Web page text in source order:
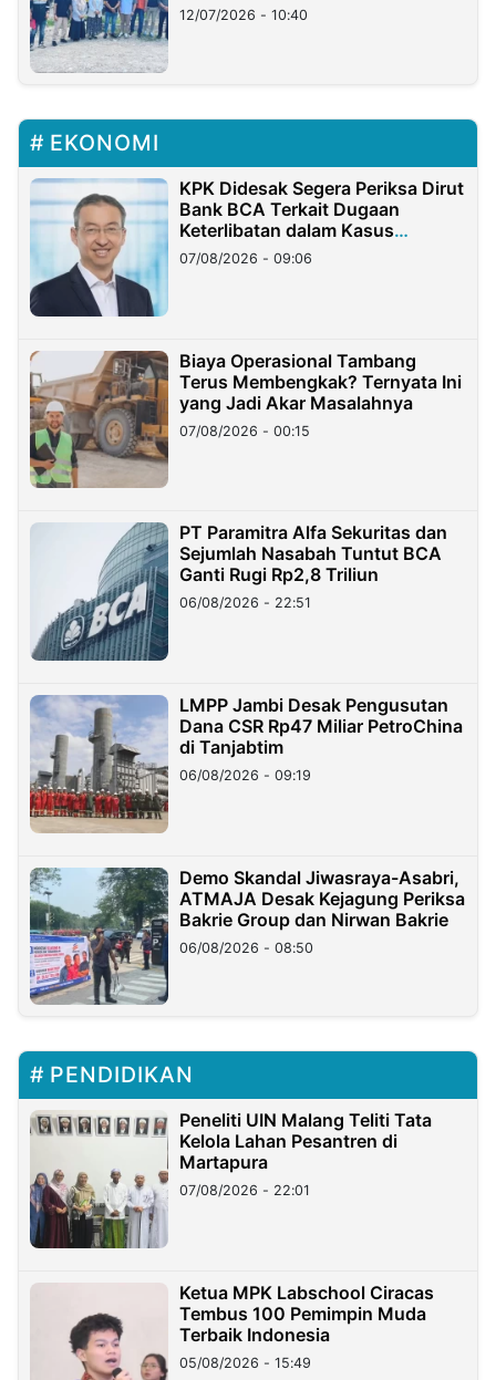
12/07/2026 - 10:40
EKONOMI
KPK Didesak Segera Periksa Dirut
Bank BCA Terkait Dugaan
Keterlibatan dalam Kasus
Hilangnya Dana Nasabah Rp2,58
Miliar
07/08/2026 - 09:06
Biaya Operasional Tambang
Terus Membengkak? Ternyata Ini
yang Jadi Akar Masalahnya
07/08/2026 - 00:15
PT Paramitra Alfa Sekuritas dan
Sejumlah Nasabah Tuntut BCA
Ganti Rugi Rp2,8 Triliun
06/08/2026 - 22:51
LMPP Jambi Desak Pengusutan
Dana CSR Rp47 Miliar PetroChina
di Tanjabtim
06/08/2026 - 09:19
Demo Skandal Jiwasraya-Asabri,
ATMAJA Desak Kejagung Periksa
Bakrie Group dan Nirwan Bakrie
06/08/2026 - 08:50
PENDIDIKAN
Peneliti UIN Malang Teliti Tata
Kelola Lahan Pesantren di
Martapura
07/08/2026 - 22:01
Ketua MPK Labschool Ciracas
Tembus 100 Pemimpin Muda
Terbaik Indonesia
05/08/2026 - 15:49